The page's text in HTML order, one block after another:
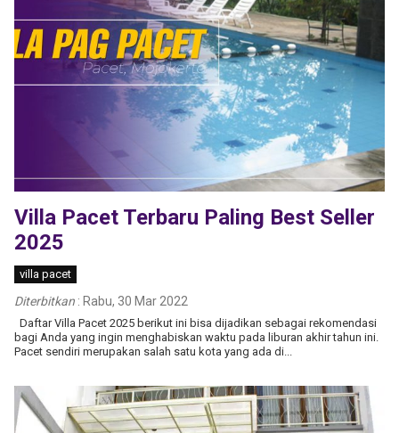
Villa Pacet Terbaru Paling Best Seller
2025
villa pacet
Diterbitkan : Rabu, 30 Mar 2022
Daftar Villa Pacet 2025 berikut ini bisa dijadikan sebagai rekomendasi
bagi Anda yang ingin menghabiskan waktu pada liburan akhir tahun ini.
Pacet sendiri merupakan salah satu kota yang ada di...